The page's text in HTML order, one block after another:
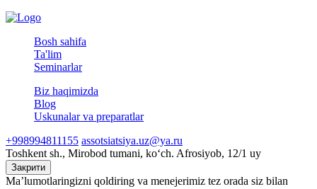
Bosh sahifa
Ta'lim
Seminarlar
Biz haqimizda
Blog
Uskunalar va preparatlar
+998994811155 assotsiatsiya.uz@ya.ru
Toshkent sh., Mirobod tumani, koʻch. Afrosiyob, 12/1 uy
Закрити
Ma’lumotlaringizni qoldiring va menejerimiz tez orada siz bilan